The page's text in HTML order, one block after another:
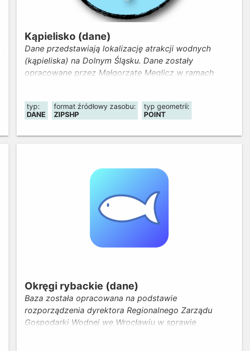
Kąpielisko (dane)
Dane przedstawiają lokalizację atrakcji wodnych
(kąpieliska) na Dolnym Śląsku. Dane zostały
opracowane przez Małgorzatę Meglicz w ramach
danych - marzec 2023.
typ:
DANE
format źródłowy zasobu:
ZIPSHP
typ geometrii:
POINT
Okręgi rybackie (dane)
Baza została opracowana na podstawie
rozporządzenia dyrektora Regionalnego Zarządu
Gospodarki Wodnej we Wrocławiu w sprawie